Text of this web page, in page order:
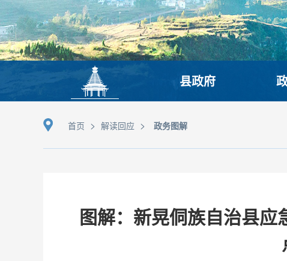
县政府
首页 > 解读回应 > 政务图解
图解：新晃侗族自治县